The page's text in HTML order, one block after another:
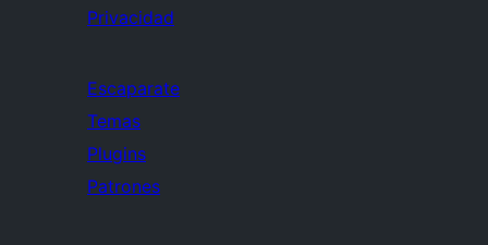
Privacidad
Escaparate
Temas
Plugins
Patrones